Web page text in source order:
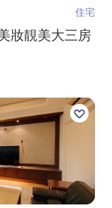
住宅
妝靚美大三房